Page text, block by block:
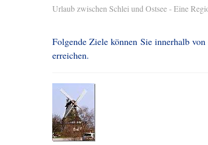
Urlaub zwischen Schlei und Ostsee - Eine
Folgende Ziele können Sie innerhalb
erreichen.